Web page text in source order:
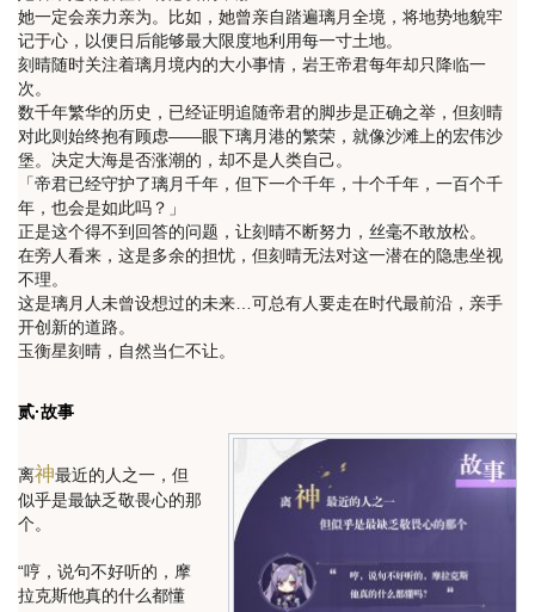
她一定会亲力亲为。比如，她曾亲自踏遍璃月全境，将地势地貌牢
记于心，以便日后能够最大限度地利用每一寸土地。
刻晴随时关注着璃月境内的大小事情，岩王帝君每年却只降临一
次。
数千年繁华的历史，已经证明追随帝君的脚步是正确之举，但刻晴
对此则始终抱有顾虑——眼下璃月港的繁荣，就像沙滩上的宏伟沙
堡。决定大海是否涨潮的，却不是人类自己。
「帝君已经守护了璃月千年，但下一个千年，十个千年，一百个千
年，也会是如此吗？」
正是这个得不到回答的问题，让刻晴不断努力，丝毫不敢放松。
在旁人看来，这是多余的担忧，但刻晴无法对这一潜在的隐患坐视
不理。
这是璃月人未曾设想过的未来…可总有人要走在时代最前沿，亲手
开创新的道路。
玉衡星刻晴，自然当仁不让。
贰·故事
离神最近的人之一，但
似乎是最缺乏敬畏心的那
个。
“哼，说句不好听的，摩
拉克斯他真的什么都懂